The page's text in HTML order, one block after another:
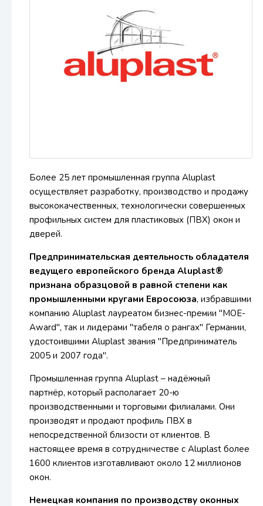
Более 25 лет промышленная группа Aluplast
осуществляет разработку, производство и продажу
высококачественных, технологически совершенных
профильных систем для пластиковых (ПВХ) окон и
дверей.
Предпринимательская деятельность обладателя
ведущего европейского бренда Aluplast®
признана образцовой в равной степени как
промышленными кругами Евросоюза, избравшими
компанию Aluplast лауреатом бизнес-премии "MOE-
Award", так и лидерами "табеля о рангах" Германии,
удостоившими Aluplast звания "Предприниматель
2005 и 2007 года".
Промышленная группа Aluplast – надёжный
партнёр, который располагает 20-ю
производственными и торговыми филиалами. Они
производят и продают профиль ПВХ в
непосредственной близости от клиентов. В
настоящее время в сотрудничестве с Aluplast более
1600 клиентов изготавливают около 12 миллионов
окон.
Немецкая компания по производству оконных